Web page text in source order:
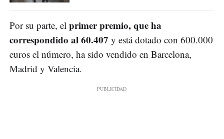
Por su parte, el primer premio, que ha
correspondido al 60.407 y está dotado con 600.000
euros el número, ha sido vendido en Barcelona,
Madrid y Valencia.